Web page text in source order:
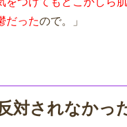
だったので。」
対されなかっ